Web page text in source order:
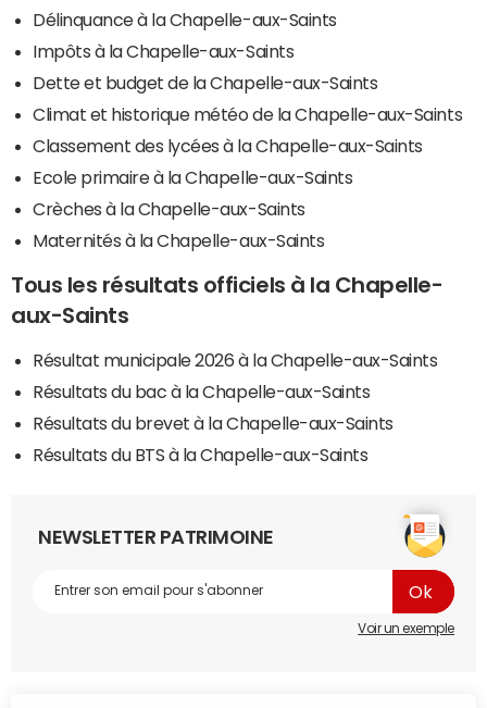
Délinquance à la Chapelle-aux-Saints
Impôts à la Chapelle-aux-Saints
Dette et budget de la Chapelle-aux-Saints
Climat et historique météo de la Chapelle-aux-Saints
Classement des lycées à la Chapelle-aux-Saints
Ecole primaire à la Chapelle-aux-Saints
Crèches à la Chapelle-aux-Saints
Maternités à la Chapelle-aux-Saints
Tous les résultats officiels à la Chapelle-
aux-Saints
Résultat municipale 2026 à la Chapelle-aux-Saints
Résultats du bac à la Chapelle-aux-Saints
Résultats du brevet à la Chapelle-aux-Saints
Résultats du BTS à la Chapelle-aux-Saints
NEWSLETTER PATRIMOINE
Voir un exemple